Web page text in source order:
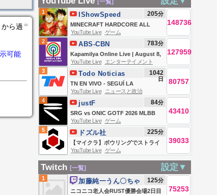
＝
ら過
可能
ーゲーム
LIVE aus dem
VOLKSPARK I
präsentiert von
Animonda
PARTY 🥶 || TG vs
RNTX vs RES vs
VE #iQOO
#iQOOZ11
(MYA) | ASEAN
Hyundai Cup™
[一覧]
1
MINECRAFT HARDCORE ALL
BOSSES DAY 2 🍄🔨🧟‍♂️ft. KaiCenat
IShowSpeed 205分
148736
YouTube Live ゲーム
2
Kapamilya Online Live | August 8,
2026
ABS-CBN
Entertainment
783分
127959
YouTube Live
エンターテイメント
3
TN EN VIVO - SEGUÍ LA
TRANSMISIÓN EN VIVO DE TODO
NOTICIAS
Todo Noticias 1042
日 80757
YouTube Live
ニュースと政治
4
SRG vs ONIC GOTF 2026 MLBB
DAY 5 SEMIFINALS
justF 84分
43410
YouTube Live ゲーム
5
【マイクラ】ボウリングでストライ
クとると動けるエンドラ討伐【ドズ
ル社生放送】
ドズル社 225分
39033
YouTube Live ゲーム
Twitch [一覧] 設定▼
1
ニコニコ老人会RUST優勝会場2日目
加藤純一うん〇ちゃ
ん
125分
75253